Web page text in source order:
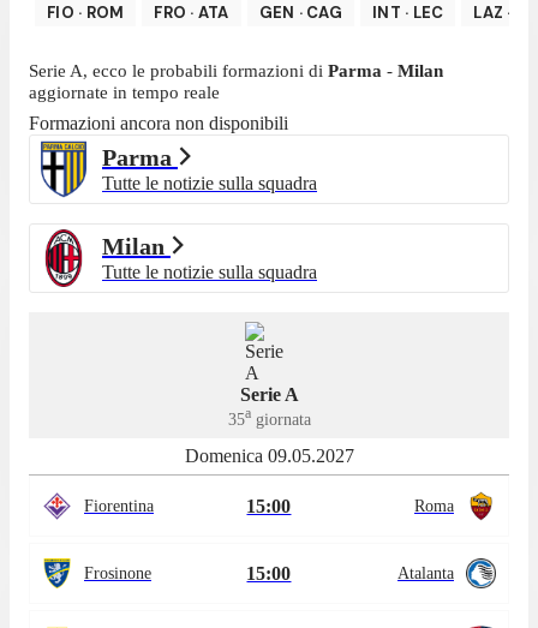
FIO · ROM FRO · ATA GEN · CAG INT · LEC LAZ ·
Serie A, ecco le probabili formazioni di Parma - Milan
aggiornate in tempo reale
Formazioni ancora non disponibili
Parma
Tutte le notizie sulla squadra
Milan
Tutte le notizie sulla squadra
Serie A
35agiornata
Domenica 09.05.2027
Fiorentina 15:00 Roma
Frosinone 15:00 Atalanta